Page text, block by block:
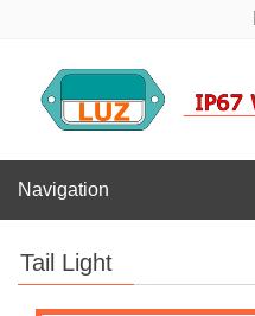
Navigation
Tail Light